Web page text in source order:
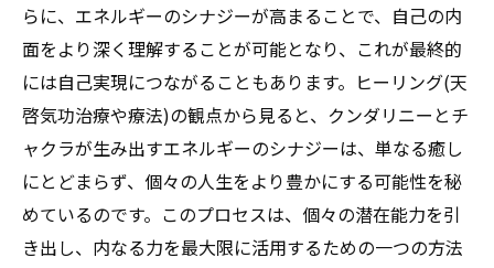
らに、エネルギーのシナジーが高まることで、自己の内
面をより深く理解することが可能となり、これが最終的
には自己実現につながることもあります。ヒーリング(天
啓気功治療や療法)の観点から見ると、クンダリニーとチ
ャクラが生み出すエネルギーのシナジーは、単なる癒し
にとどまらず、個々の人生をより豊かにする可能性を秘
めているのです。このプロセスは、個々の潜在能力を引
き出し、内なる力を最大限に活用するための一つの方法